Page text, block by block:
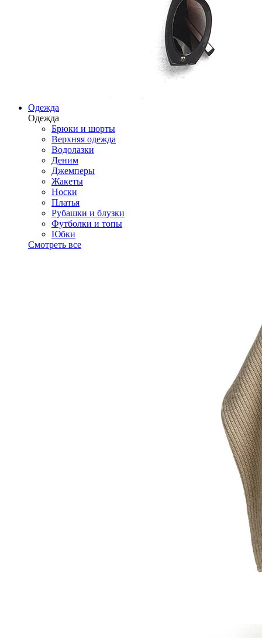
Одежда
Одежда
Брюки и шорты
Верхняя одежда
Водолазки
Деним
Джемперы
Жакеты
Носки
Платья
Рубашки и блузки
Футболки и топы
Юбки
Смотреть все